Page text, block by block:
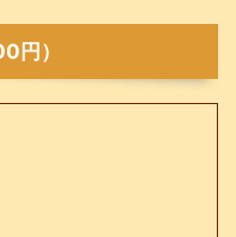
円）